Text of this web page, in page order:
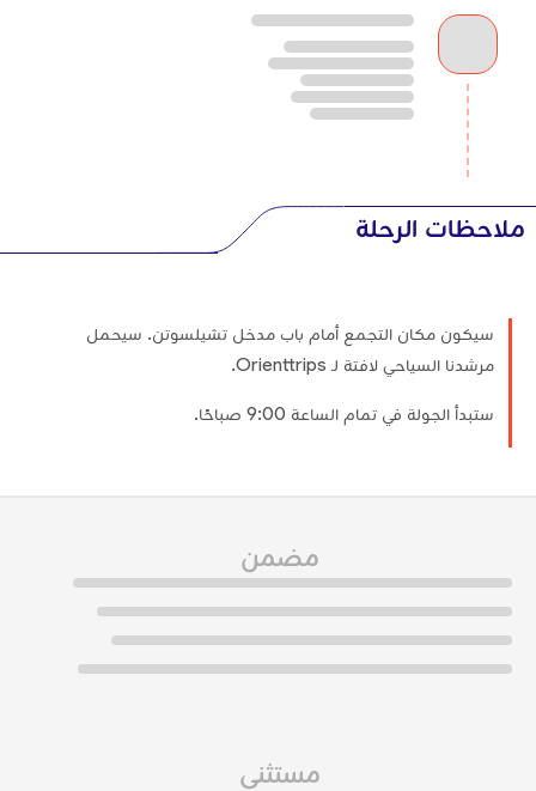
ملاحظات الرحلة
سيكون مكان التجمع أمام باب مدخل تشيلسوتن. سيحمل
مرشدنا السياحي لافتة لـ Orienttrips.
ستبدأ الجولة في تمام الساعة 9:00 صباحًا.
مضمن
مستثنى